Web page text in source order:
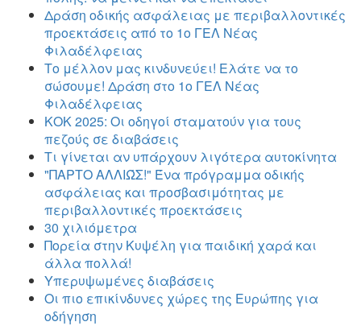
Δράση οδικής ασφάλειας με περιβαλλοντικές
προεκτάσεις από το 1ο ΓΕΛ Νέας
Φιλαδέλφειας
Το μέλλον μας κινδυνεύει! Ελάτε να το
σώσουμε! Δράση στο 1ο ΓΕΛ Νέας
Φιλαδέλφειας
ΚΟΚ 2025: Οι οδηγοί σταματούν για τους
πεζούς σε διαβάσεις
Τι γίνεται αν υπάρχουν λιγότερα αυτοκίνητα
"ΠΑΡΤΟ ΑΛΛΙΏΣ!" Ένα πρόγραμμα οδικής
ασφάλειας και προσβασιμότητας με
περιβαλλοντικές προεκτάσεις
30 χιλιόμετρα
Πορεία στην Κυψέλη για παιδική χαρά και
άλλα πολλά!
Υπερυψωμένες διαβάσεις
Οι πιο επικίνδυνες χώρες της Ευρώπης για
οδήγηση